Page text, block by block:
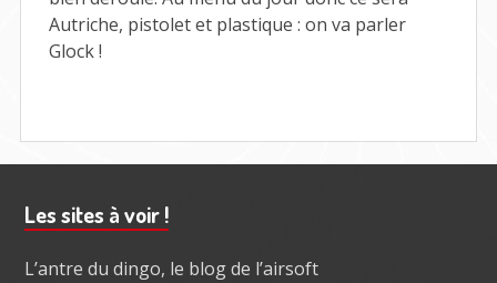
Autriche, pistolet et plastique : on va parler
Glock !
Barre
subsidiaire
Les sites à voir !
L’antre du dingo, le blog de l’airsoft